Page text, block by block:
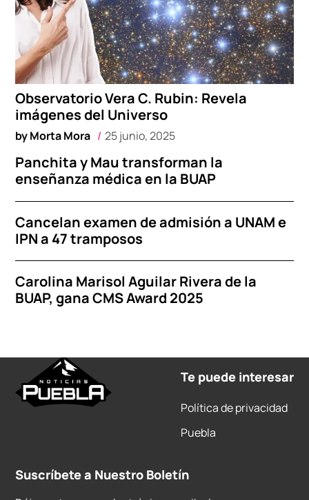
Observatorio Vera C. Rubin: Revela
imágenes del Universo
byMorta Mora 25 junio, 2025
Panchita y Mau transforman la
enseñanza médica en la BUAP
Cancelan examen de admisión a UNAM e
IPN a 47 tramposos
Carolina Marisol Aguilar Rivera de la
BUAP, gana CMS Award 2025
Te puede interesar
Política de privacidad
Puebla
Suscríbete a Nuestro Boletín